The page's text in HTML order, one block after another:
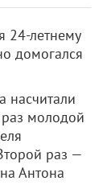
24-летнему
домогался
насчитали
молодой
раз —
Антона